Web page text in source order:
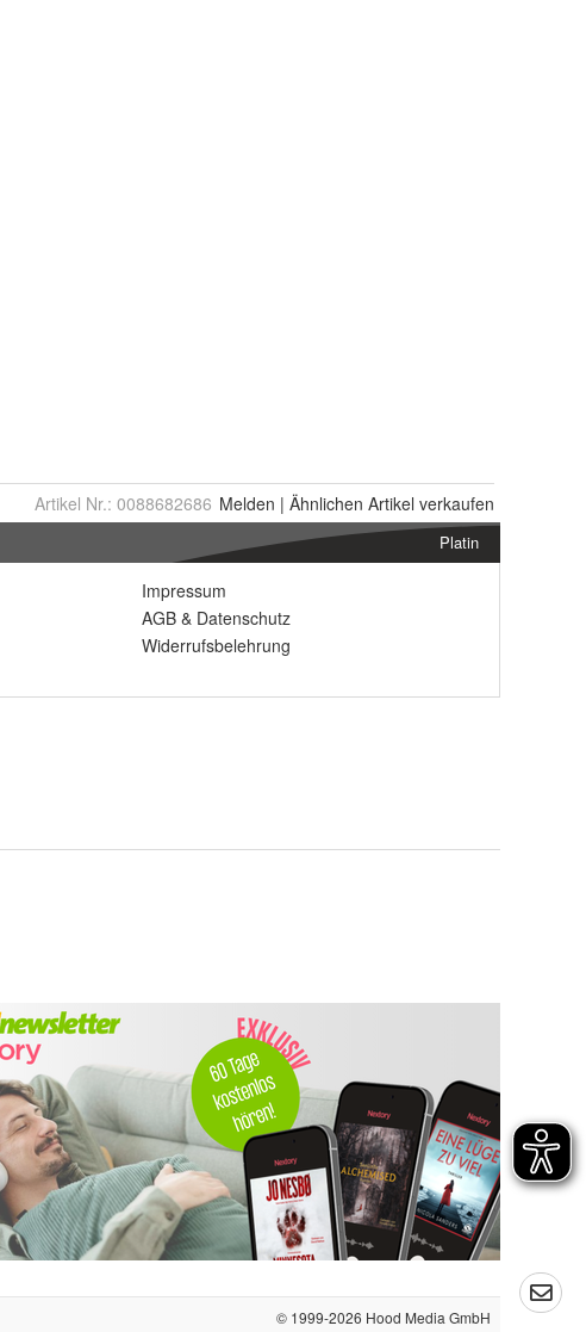
Artikel Nr.: 0088682686 Melden | Ähnlichen Artikel verkaufen
Platin
Impressum
AGB & Datenschutz
Widerrufsbelehrung
© 1999-2026 Hood Media GmbH